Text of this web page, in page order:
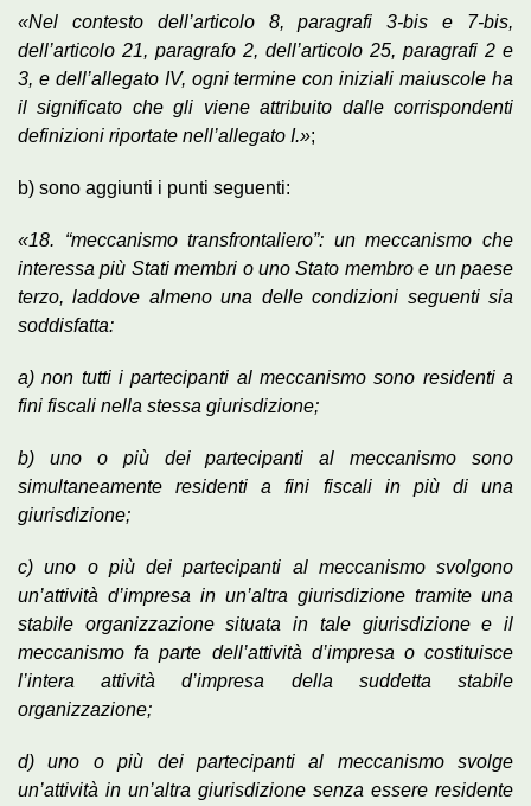
«Nel contesto dell’articolo 8, paragrafi 3-bis e 7-bis,
dell’articolo 21, paragrafo 2, dell’articolo 25, paragrafi 2 e
3, e dell’allegato IV, ogni termine con iniziali maiuscole ha
il significato che gli viene attribuito dalle corrispondenti
definizioni riportate nell’allegato I.»;
b) sono aggiunti i punti seguenti:
«18. “meccanismo transfrontaliero”: un meccanismo che
interessa più Stati membri o uno Stato membro e un paese
terzo, laddove almeno una delle condizioni seguenti sia
soddisfatta:
a) non tutti i partecipanti al meccanismo sono residenti a
fini fiscali nella stessa giurisdizione;
b) uno o più dei partecipanti al meccanismo sono
simultaneamente residenti a fini fiscali in più di una
giurisdizione;
c) uno o più dei partecipanti al meccanismo svolgono
un’attività d’impresa in un’altra giurisdizione tramite una
stabile organizzazione situata in tale giurisdizione e il
meccanismo fa parte dell’attività d’impresa o costituisce
l’intera attività d’impresa della suddetta stabile
organizzazione;
d) uno o più dei partecipanti al meccanismo svolge
un’attività in un’altra giurisdizione senza essere residente